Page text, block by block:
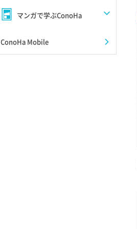
マンガで学ぶConoHa
ConoHa Mobile